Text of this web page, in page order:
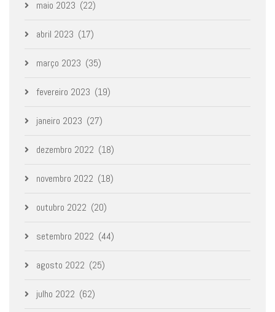
maio 2023 (22)
abril 2023 (17)
março 2023 (35)
fevereiro 2023 (19)
janeiro 2023 (27)
dezembro 2022 (18)
novembro 2022 (18)
outubro 2022 (20)
setembro 2022 (44)
agosto 2022 (25)
julho 2022 (62)